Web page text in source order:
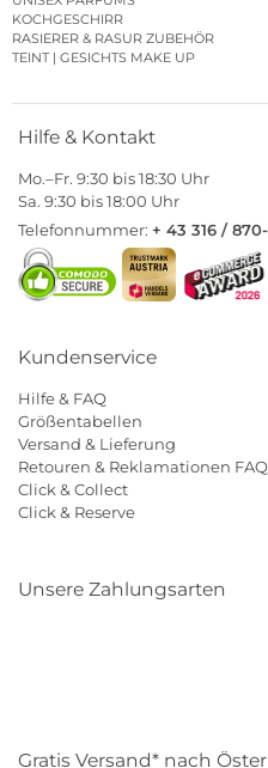
KOCHGESCHIRR
RASIERER & RASUR ZUBEHÖR
TEINT | GESICHTS MAKE UP
Hilfe & Kontakt
Mo.–Fr. 9:30 bis 18:30 Uhr
Sa. 9:30 bis 18:00 Uhr
Telefonnummer: + 43 316 /
Kundenservice
Hilfe & FAQ
Größentabellen
Versand & Lieferung
Retouren & Reklamationen FAQ
Click & Collect
Click & Reserve
Unsere Zahlungsarten
Gratis Versand* nach